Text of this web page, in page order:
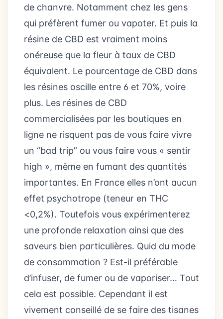
de chanvre. Notamment chez les gens
qui préfèrent fumer ou vapoter. Et puis la
résine de CBD est vraiment moins
onéreuse que la fleur à taux de CBD
équivalent. Le pourcentage de CBD dans
les résines oscille entre 6 et 70%, voire
plus. Les résines de CBD
commercialisées par les boutiques en
ligne ne risquent pas de vous faire vivre
un “bad trip” ou vous faire vous « sentir
high », même en fumant des quantités
importantes. En France elles n’ont aucun
effet psychotrope (teneur en THC
<0,2%). Toutefois vous expérimenterez
une profonde relaxation ainsi que des
saveurs bien particulières. Quid du mode
de consommation ? Est-il préférable
d’infuser, de fumer ou de vaporiser… Tout
cela est possible. Cependant il est
vivement conseillé de se faire des tisanes